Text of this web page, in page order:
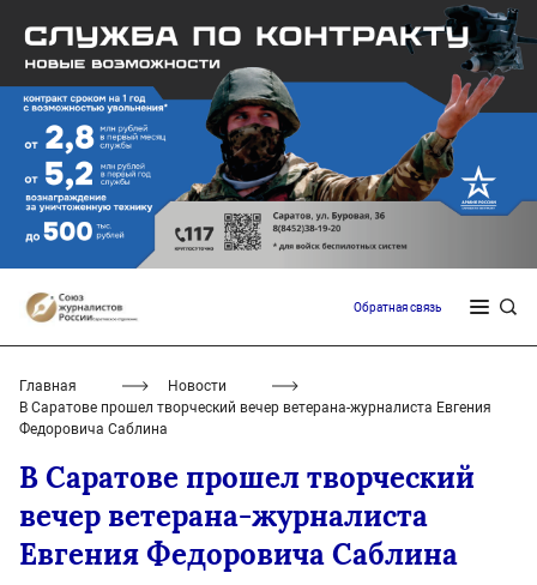
Обратная связь
Главная
Новости
В Саратове прошел творческий вечер ветерана-журналиста Евгения
Федоровича Саблина
В Саратове прошел творческий
вечер ветерана-журналиста
Евгения Федоровича Саблина